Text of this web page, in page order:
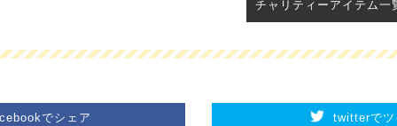
チャリティーアイテム一
でシェア twitterでツ